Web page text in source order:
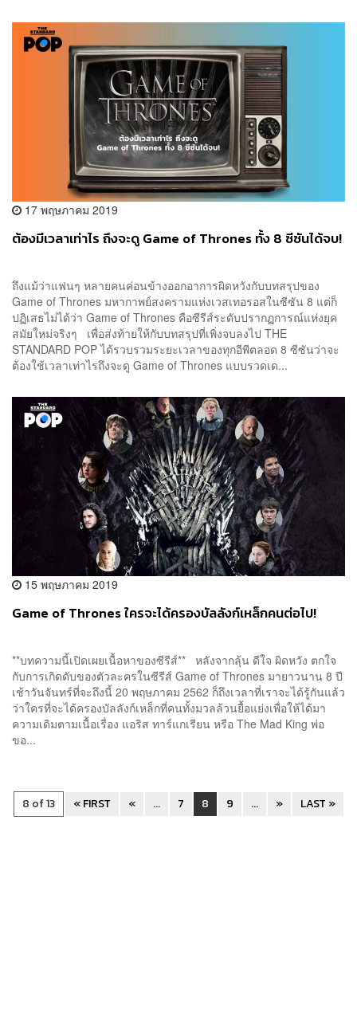
17 พฤษภาคม 2019
ต้องมีเวลาเท่าไร ถึงจะดู Game of Thrones ทั้ง 8 ซีซันได้จบ!
ถึงแม้ว่าแฟนๆ หลายคนค่อนข้างออกอาการผิดหวังกับบทสรุปของ
Game of Thrones มหากาพย์สงครามแห่งเวสเทอรอสในซีซัน 8 แต่ก็
ปฏิเสธไม่ได้ว่า Game of Thrones คือซีรีส์ระดับปรากฏการณ์แห่งยุค
สมัยใหม่จริงๆ เพื่อส่งท้ายให้กับบทสรุปที่เพิ่งจบลงไป THE
STANDARD POP ได้รวบรวมระยะเวลาของทุกอีพีตลอด 8 ซีซันว่าจะ
ต้องใช้เวลาเท่าไรถึงจะดู Game of Thrones แบบรวดเด...
15 พฤษภาคม 2019
Game of Thrones ใครจะได้ครองบัลลังก์เหล็กคนต่อไป!
**บทความนี้เปิดเผยเนื้อหาของซีรีส์** หลังจากลุ้น ดีใจ ผิดหวัง ตกใจ
กับการเกิดดับของตัวละครในซีรีส์ Game of Thrones มายาวนาน 8 ปี
เช้าวันจันทร์ที่จะถึงนี้ 20 พฤษภาคม 2562 ก็ถึงเวลาที่เราจะได้รู้กันแล้ว
ว่าใครที่จะได้ครองบัลลังก์เหล็กที่คนทั้งมวลล้วนยื้อแย่งเพื่อให้ได้มา
ความเดิมตามเนื้อเรื่อง แอริส ทาร์แกเรียน หรือ The Mad King พ่อ
ขอ...
8 of 13 « FIRST « ... 7 8 9 ... » LAST »